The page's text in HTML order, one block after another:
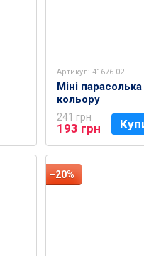
Артикул: 41676-02
Міні
кольору
241 грн
193 грн
−20%